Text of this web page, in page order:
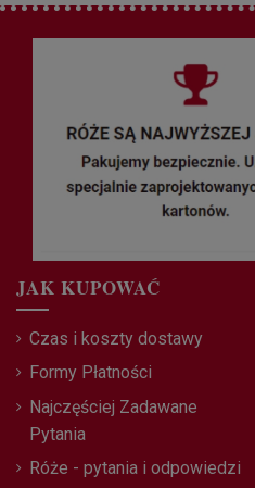
JAK KUPOWAĆ
Czas i koszty dostawy
Formy Płatności
Najczęściej Zadawane
Pytania
Róże - pytania i odpowiedzi